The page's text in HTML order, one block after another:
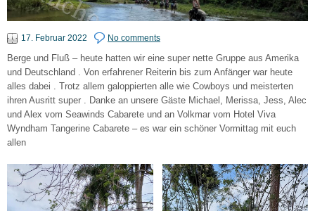
17. Februar 2022 No comments
Berge und Fluß – heute hatten wir eine super nette Gruppe aus Amerika
und Deutschland . Von erfahrener Reiterin bis zum Anfänger war heute
alles dabei . Trotz allem galoppierten alle wie Cowboys und meisterten
ihren Ausritt super . Danke an unsere Gäste Michael, Merissa, Jess, Alec
und Alex vom Seawinds Cabarete und an Volkmar vom Hotel Viva
Wyndham Tangerine Cabarete – es war ein schöner Vormittag mit euch
allen